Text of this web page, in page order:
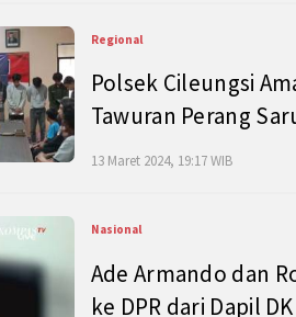
Regional
Polsek Cileungsi
Tawuran Perang
13 Maret 2024, 19:17 WIB
Nasional
Ade Armando dan
ke DPR dari Dapil